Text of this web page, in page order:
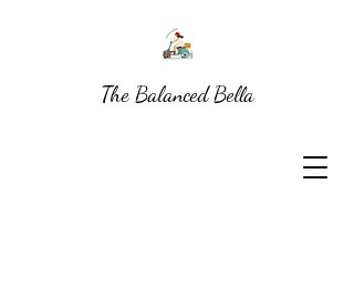
The Balanced Bella